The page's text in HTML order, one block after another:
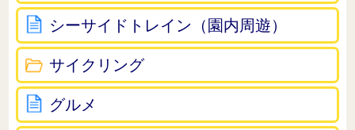
シーサイドトレイン（園内周遊）
サイクリング
グルメ